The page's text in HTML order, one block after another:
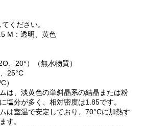
ください。
M：透明、黄色
、20°）（無水物質）
25°C
）
は、淡黄色の単斜晶系の結晶または粉
塩分が多く、相対密度は1.85です。
は室温で安定しており、70°Cに加熱す
す。